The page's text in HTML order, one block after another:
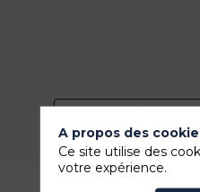
Envoyer
A propos des
Ce site utilise des
votre expérience.